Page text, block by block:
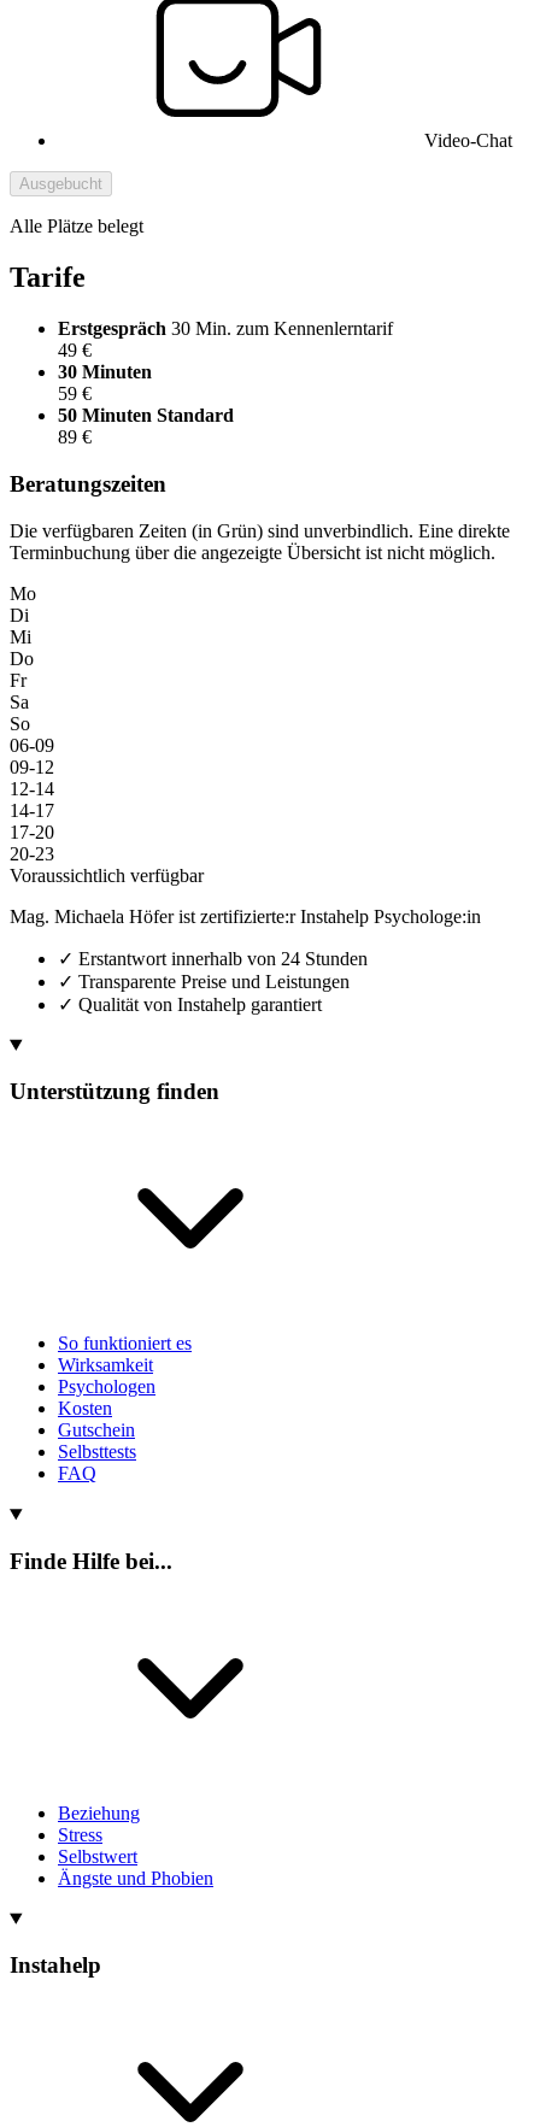
Video-Chat
Ausgebucht
Alle Plätze belegt
Tarife
Erstgespräch 30 Min. zum Kennenlerntarif
49 €
30 Minuten
59 €
50 Minuten Standard
89 €
Beratungszeiten
Die verfügbaren Zeiten (in Grün) sind unverbindlich. Eine direkte
Terminbuchung über die angezeigte Übersicht ist nicht möglich.
Mo
Di
Mi
Do
Fr
Sa
So
06-09
09-12
12-14
14-17
17-20
20-23
Voraussichtlich verfügbar
Mag. Michaela Höfer ist zertifizierte:r Instahelp Psychologe:in
✓ Erstantwort innerhalb von 24 Stunden
✓ Transparente Preise und Leistungen
✓ Qualität von Instahelp garantiert
Unterstützung finden
So funktioniert es
Wirksamkeit
Psychologen
Kosten
Gutschein
Selbsttests
FAQ
Finde Hilfe bei...
Beziehung
Stress
Selbstwert
Ängste und Phobien
Instahelp